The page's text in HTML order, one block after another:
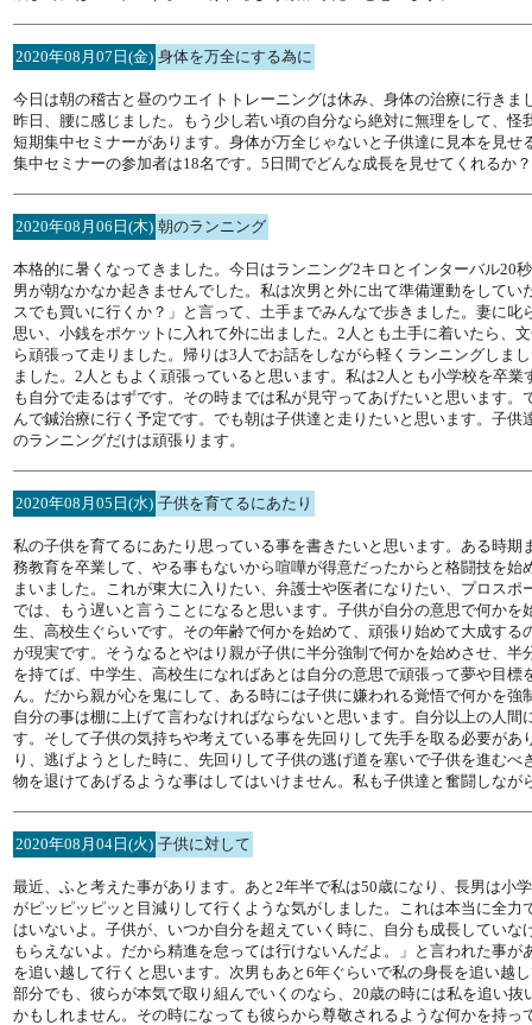
2020年08月07日(金) 身体を万全にする為に
今日は朝の稽古と昼のウエイトトレーニングは休み、身体の治療に行き
昨日、腰に感じました。もう少し若い頃の自分なら絶対に無理をして、
短期集中セミナーがあります。身体が万全じゃないと子供達に見本を見
集中セミナーの参加者は18名です。5日間でどんな成長を見せてくれるか
2020年08月06日(木) 朝のランニング
本格的に暑くなってきました。今日はランニング2キロとインターバル20
男が朝なかなか起きませんでした。私は次男と外に出て準備運動をして
スでも買いに行くか？」と言って、土手までみんなで歩きました。妻に
思い、小銭をポケットに入れて外に出ました。2人とも土手に着いたら、
ら頑張って走りました。帰りは3人でお話をしながら軽くランニングしま
ました。2人ともよく頑張っていると思います。私は2人とも小学校を卒
も自分で走るはずです。その時までは私が見守ってあげたいと思います
んで鍼治療に行く予定です。でも朝は子供達と走りたいと思います。子
のランニングだけは頑張ります。
2020年08月05日(水) 子供を育てるにあたり
私の子供を育てるにあたり思っている事を書きたいと思います。ある時
務教育を卒業して、やる事もないから喧嘩が得意だったからと格闘技を
まいました。これが東大に入りたい、弁護士や医者になりたい、プロス
では、もう遅いと言うことになると思います。子供が自分の意思で何か
生、高校生ぐらいです。その年齢で何かを始めて、頑張り始めて大成す
が現実です。そうなるとやはり親が子供に半分強制で何かを始めさせ、
を持てば、中学生、高校生になればあとは自分の意思で頑張って夢や目
ん。だから親が心を鬼にして、ある時には子供に嫌われる覚悟で何かを
自分の事は棚に上げて言わなければならないと思います。自分以上の人
す。そして子供の気持ちや考えている事を先回りして先手を取る必要が
り、逃げようとした時に、先回りして子供の逃げ道を塞いで子供を進む
物を退けてあげるような事はしてはいけません。私も子供達と奮闘しな
2020年08月04日(火) 子供に対して
最近、ふと考えた事があります。あと2年半で私は50歳になり、長男は小
がピッピッピッと目減りして行くような気がしました。これは本当に全
はいないよ。子供が、いつか自分を超えていく時に、自分も成長してい
もらえないよ。だから精進を怠っては行けないんだよ。」と言われた事
を追い越して行くと思います。次男もあと6年ぐらいで私の身長を追い越
部分でも、彼らが本気で取り組んでいくのなら、20歳の時には私を追い
かもしれません。その時になっても彼らから尊敬されるような何かを持